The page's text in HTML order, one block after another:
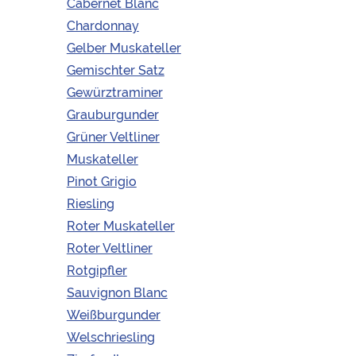
Montsant | Spanien |
Würze | Angenehme
Tannine | Schönes
Cuvée | Garnacha
/Carinena /Syrah/Cabernet
Sauvignon | Rotwein
Dosterras
Montsant,
Geschmack:Angenehme
Tannine | Schönes
Charakter: trocken
Barrique
Alkoholgehalt:14,5 %vol.
Verschlussart:Kork
0,75l
Cabernet Blanc
Chardonnay
Gelber Muskateller
Gemischter Satz
Gewürztraminer
Grauburgunder
Grüner Veltliner
Muskateller
Pinot Grigio
Riesling
Roter Muskateller
Roter Veltliner
Rotgipfler
Sauvignon Blanc
Weißburgunder
Welschriesling